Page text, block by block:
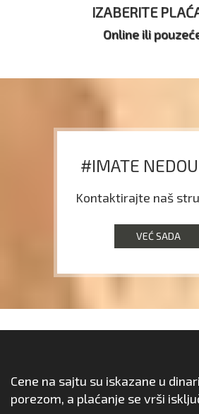
IZABERITE
Online ili
#IMATE
Kontaktirajte naš
VEĆ SADA
Cene na sajtu su iskazane u
porezom, a plaćanje se vrši